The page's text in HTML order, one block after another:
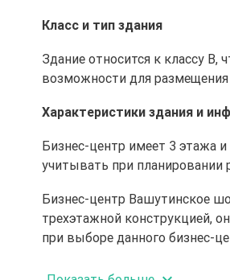
Класс и тип здания
Здание относится к классу
возможности для
Характеристики здания и
Бизнес-центр имеет 3 этажа
учитывать при планировании
Бизнес-центр Вашутинское
трехэтажной конструкцией,
при выборе данного бизнес-